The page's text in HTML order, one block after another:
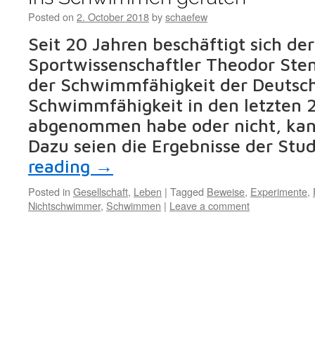
Posted on 2. October 2018byschaefew
Seit 20 Jahren beschäftigt sich
Sportwissenschaftler Theodor
der Schwimmfähigkeit der
Schwimmfähigkeit in den letzten
abgenommen habe oder nicht,
Dazu seien die Ergebnisse der
reading →
Posted in Gesellschaft, Leben | Tagged Beweise, Experimente,
Nichtschwimmer, Schwimmen | Leave a comment